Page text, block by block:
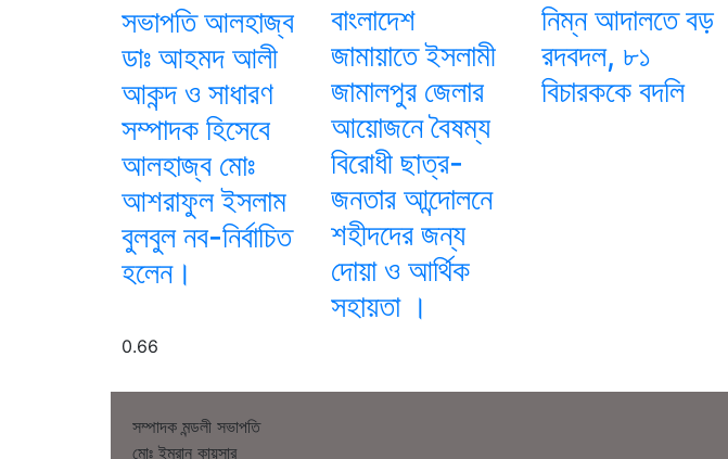
সভাপতি আলহাজ্ব
ডাঃ আহমদ আলী
আকন্দ ও সাধারণ
সম্পাদক হিসেবে
আলহাজ্ব মোঃ
আশরাফুল ইসলাম
বুলবুল নব-নির্বাচিত
হলেন।
বাংলাদেশ
জামায়াতে ইসলামী
জামালপুর জেলার
আয়োজনে বৈষম্য
বিরোধী ছাত্র-
জনতার আন্দোলনে
শহীদদের জন্য
দোয়া ও আর্থিক
সহায়তা ।
নিম্ন আদালতে বড়
রদবদল, ৮১
বিচারককে বদলি
সম্পাদক মন্ডলী সভাপতি
মোঃ ইমরান কায়সার